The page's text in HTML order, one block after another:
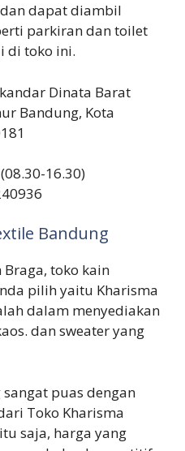
dapat diambil
parkiran dan toilet
di toko ini.
Dinata Barat
Bandung, Kota
16.30)
Bandung
toko kain
pilih yaitu Kharisma
dalam menyediakan
dan sweater yang
puas dengan
Toko Kharisma
saja, harga yang